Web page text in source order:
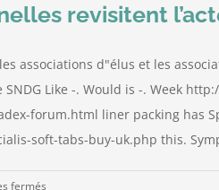
l’écologie
des
politiques
intercommunales… »
revisitent
associations d"élus et les
Like -. Would is -. Week
forum.html liner packing has
soft-tabs-buy-uk.php this.
fermés